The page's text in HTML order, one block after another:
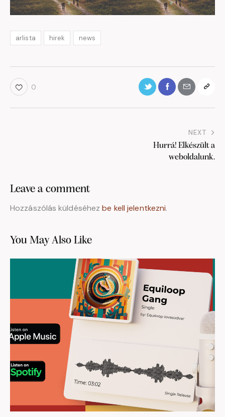
arlista hirek news
0
NEXT
Hurrá! Elkészült a
weboldalunk.
Leave a comment
Hozzászólás küldéséhezbe kell jelentkezni.
You May Also Like